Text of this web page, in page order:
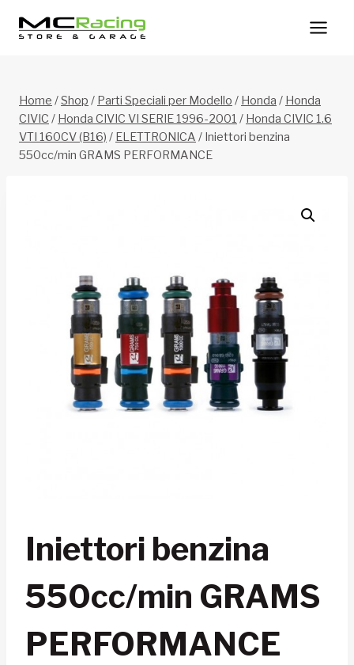
Home /Shop / Parti Speciali per Modello / Honda / Honda
CIVIC / Honda CIVIC VI SERIE 1996-2001 / Honda CIVIC 1.6
VTI 160CV (B16) / ELETTRONICA / Iniettori benzina
550cc/min GRAMS PERFORMANCE
Iniettori benzina
550cc/min GRAMS
PERFORMANCE